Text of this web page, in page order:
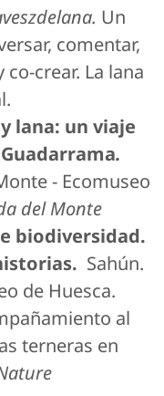
Un
comentar,
crear. La lana
lana: un viaje
.
- Ecomuseo
del Monte
biodiversidad.
Sahún.
de Huesca.
al
terneras en